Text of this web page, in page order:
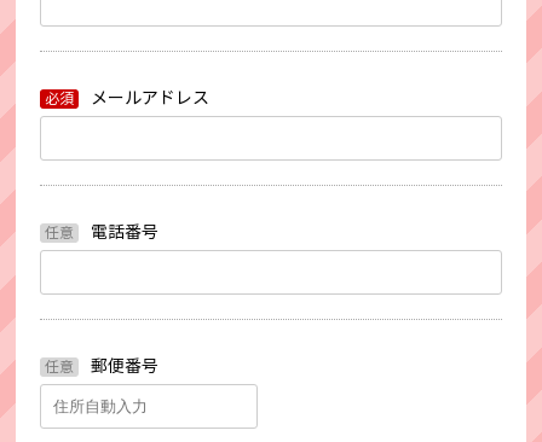
必須 メールアドレス
任意 電話番号
任意 郵便番号